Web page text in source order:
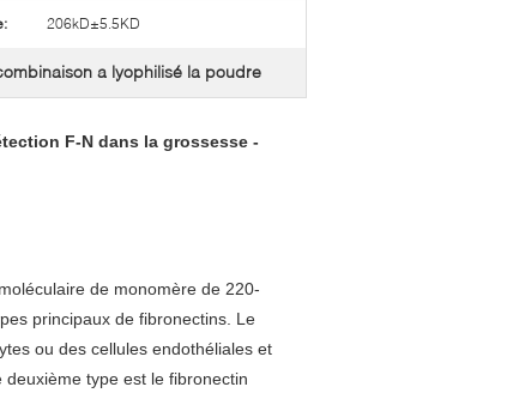
206kD±5.5KD
a lyophilisé la poudre
F-N dans la grossesse -
de monomère de 220-
principaux de fibronectins. Le
ou des cellules endothéliales et
type est le fibronectin